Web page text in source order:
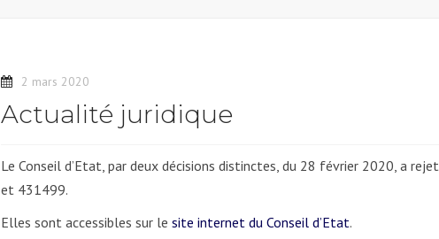
2 mars 2020
Actualité juridique
Le Conseil d’Etat, par deux décisions distinctes, du 28 février 2020, a
et 431499.
Elles sont accessibles sur le site internet du Conseil d’Etat.